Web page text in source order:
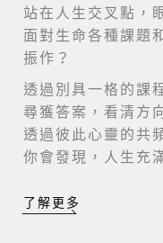
站在人生交叉點，
面對生命各種課題
振作？
透過別具一格的課
尋獲答案，看清方
透過彼此心靈的共
你會發現，人生充
了解更多